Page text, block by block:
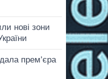
нові зони
прем’єра